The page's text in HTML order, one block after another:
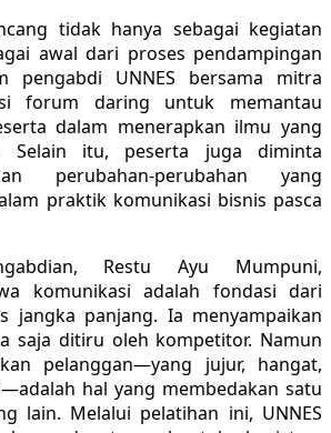
tidak hanya sebagai kegiatan
awal dari proses pendampingan
pengabdi UNNES bersama mitra
forum daring untuk memantau
dalam menerapkan ilmu yang
Selain itu, peserta juga diminta
perubahan-perubahan yang
praktik komunikasi bisnis pasca
Restu Ayu Mumpuni,
komunikasi adalah fondasi dari
jangka panjang. Ia menyampaikan
saja ditiru oleh kompetitor. Namun
pelanggan—yang jujur, hangat,
hal yang membedakan satu
lain. Melalui pelatihan ini, UNNES